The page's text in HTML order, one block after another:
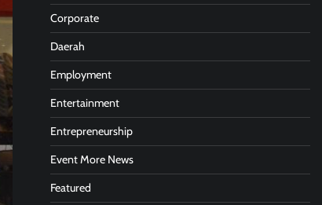
Corporate
Daerah
Employment
Entertainment
Entrepreneurship
Event More News
Featured